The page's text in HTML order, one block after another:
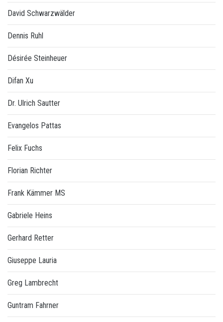
David Schwarzwälder
Dennis Ruhl
Désirée Steinheuer
Difan Xu
Dr. Ulrich Sautter
Evangelos Pattas
Felix Fuchs
Florian Richter
Frank Kämmer MS
Gabriele Heins
Gerhard Retter
Giuseppe Lauria
Greg Lambrecht
Guntram Fahrner